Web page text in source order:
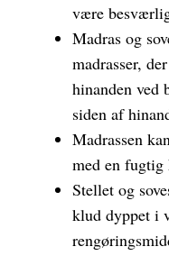
være
Madras og
madrasser,
hinanden ved
siden af
Madrassen
med en
Stellet og
klud dyppet i